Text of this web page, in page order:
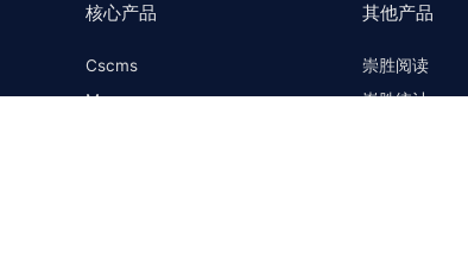
核心产品
Cscms
Mccms
其他产品
崇胜阅读
崇胜统计